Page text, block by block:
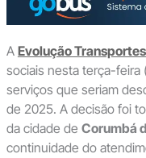
A Evolução
sociais nesta terça-feira
serviços que seriam
de 2025. A decisão foi
da cidade de Corumbá
continuidade do